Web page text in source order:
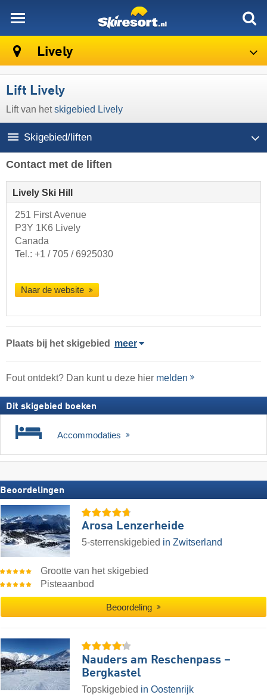
Lively
Lift Lively
Lift van hetskigebied Lively
Skigebied/liften
Contact met de liften
Lively Ski Hill
251 First Avenue
P3Y 1K6 Lively
Canada
Tel.: +1 / 705 / 6925030
Naar de website
Plaats bij het skigebied meer
Fout ontdekt? Dan kunt u deze hier melden
Dit skigebied boeken
Accommodaties
Beoordelingen
Arosa Lenzerheide
5-sterrenskigebied in Zwitserland
Grootte van het skigebied
Pisteaanbod
Beoordeling
Nauders am Reschenpass –
Bergkastel
Topskigebied in Oostenrijk